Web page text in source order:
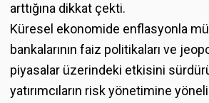
arttığına dikkat çekti.
Küresel ekonomide enflasyonla
bankalarının faiz politikaları ve
piyasalar üzerindeki etkisini
yatırımcıların risk yönetimine